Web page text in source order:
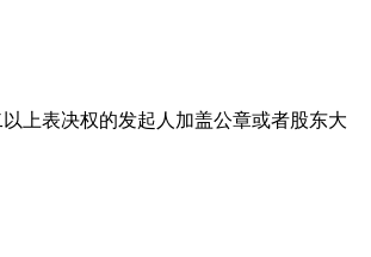
上表决权的发起人加盖公章或者股东大